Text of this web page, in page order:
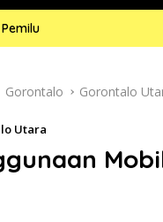
Pemilu
Gorontalo Gorontalo
Utara